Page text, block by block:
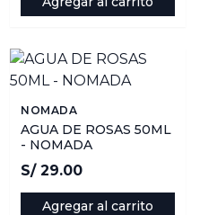
NOMADA
AGUA DE ROSAS 50ML
- NOMADA
S/ 29.00
Agregar al carrito